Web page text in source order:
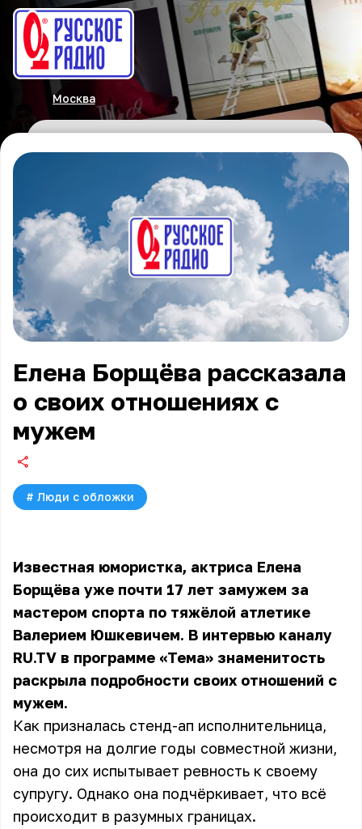
Москва
Елена Борщёва рассказала
о своих отношениях с
мужем
# Люди с обложки
Известная юмористка, актриса Елена
Борщёва уже почти 17 лет замужем за
мастером спорта по тяжёлой атлетике
Валерием Юшкевичем. В интервью каналу
RU.TV в программе «Тема» знаменитость
раскрыла подробности своих отношений с
мужем.
Как призналась стенд-ап исполнительница,
несмотря на долгие годы совместной жизни,
она до сих испытывает ревность к своему
супругу. Однако она подчёркивает, что всё
происходит в разумных границах.